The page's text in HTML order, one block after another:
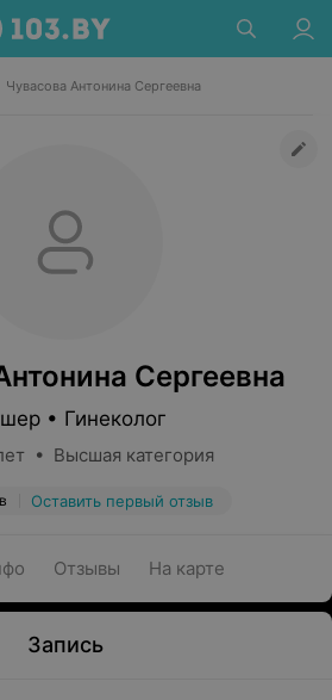
Чувасова Антонина Сергеевна
Сергеевна
• Гинеколог
• Высшая категория
Оставить первый отзыв
Отзывы На карте
Запись